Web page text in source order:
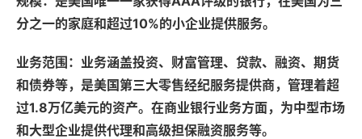
分之一的家庭和超过10%的小企业提供服务。
业务范围：业务涵盖投资、财富管理、贷款、融资、期货
和债券等，是美国第三大零售经纪服务提供商，管理着超
过1.8万亿美元的资产。在商业银行业务方面，为中型市场
和大型企业提供代理和高级担保融资服务等。